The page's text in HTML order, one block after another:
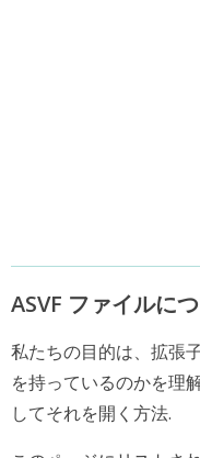
ASVF ファイルに
私たちの目的は、拡張
を持っているのかを理
してそれを開く方法.